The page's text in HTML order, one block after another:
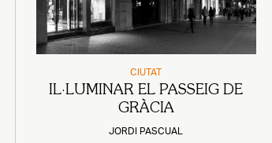
CIUTAT
IL·LUMINAR EL PASSEIG DE
GRÀCIA
JORDI PASCUAL